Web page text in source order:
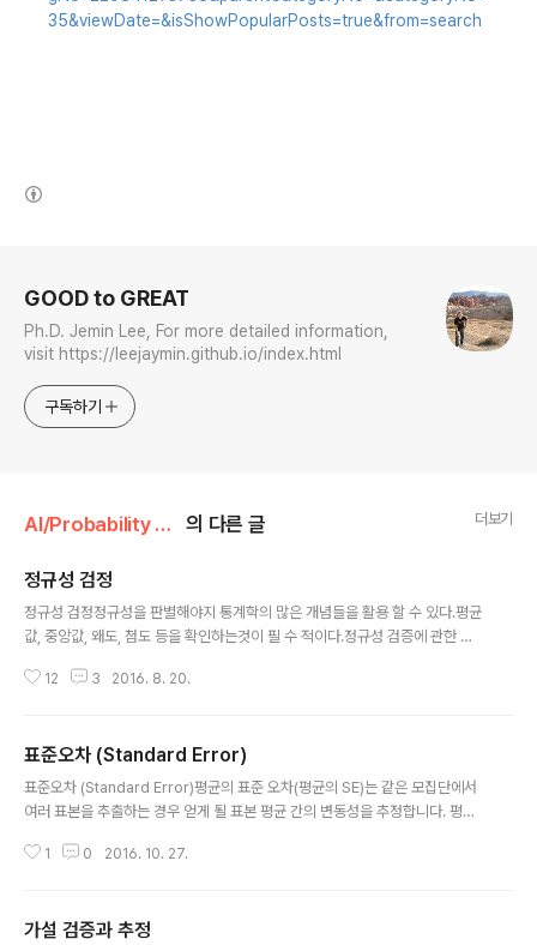
35&viewDate=&isShowPopularPosts=true&from=search
GOOD to GREAT
Ph.D. Jemin Lee, For more detailed information,
visit https://leejaymin.github.io/index.html
구독하기
AI/Probability & Statistics (R) 의 다른 글 더보기
정규성 검정
정규성 검정정규성을 판별해야지 통계학의 많은 개념들을 활용 할 수 있다.평균
값, 중앙값, 왜도, 첨도 등을 확인하는것이 필 수 적이다.정규성 검증에 관한 고
OVA (비모수 Krukal-Wallis test)Regression Analysis위와 같은 경우 평
성립하지 않는 이유들로는 다음과 같다.배경에 사용된 분포가 정규분포를 하지
않는 경우이상치나 두개 이상의 분포가 섞여 있는 경우낮은 해상도의 Gage R
&R을 사용한 경우데이터의 중심이 한쪽으로 치우쳐 있는 경우(Sk..
12 3 2016. 8. 20.
표준오차 (Standard Error)
표준오차 (Standard Error)평균의 표준 오차(평균의 SE)는 같은 모집단에서
여러 표본을 추출하는 경우 얻게 될 표본 평균 간의 변동성을 추정합니다. 평균
변동성을 측정합니다.예를 들어, 312개의 배송 시간 랜덤 표본을 근거로 1.43
크기의 여러 랜덤 표본을 동일한 모집단에서 추출한 경우 서로 다른 표본 평균
1 0 2016. 10. 27.
가설 검증과 추정